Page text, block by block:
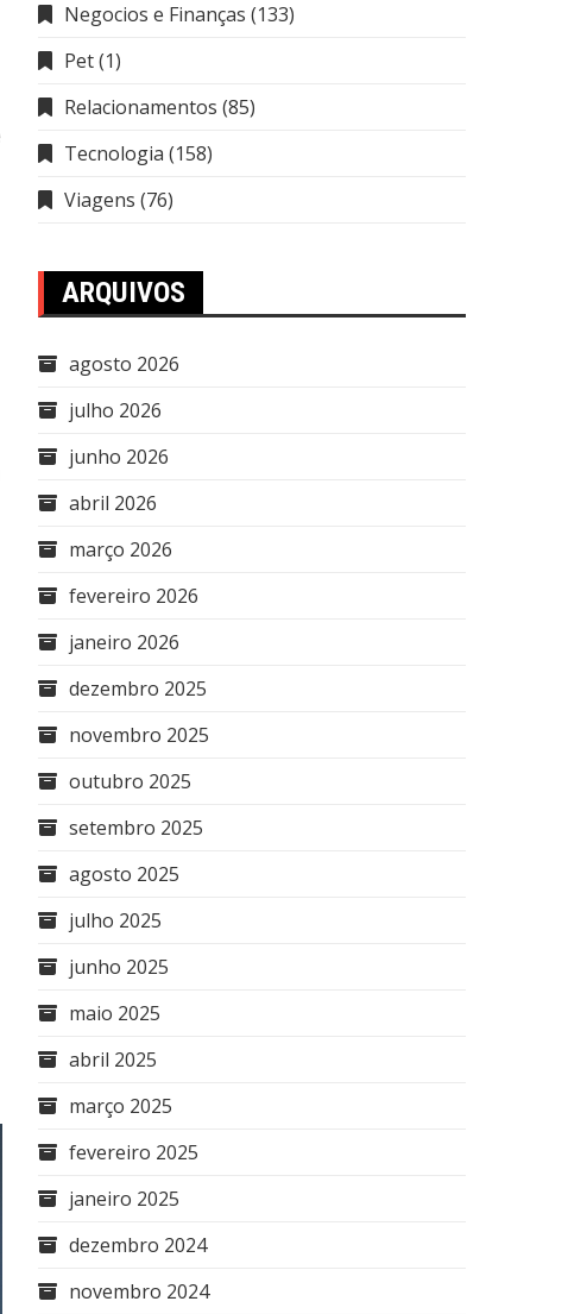
Negocios e Finanças (133)
Pet(1)
Relacionamentos (85)
Tecnologia (158)
Viagens (76)
ARQUIVOS
agosto 2026
julho 2026
junho 2026
abril 2026
março 2026
fevereiro 2026
janeiro 2026
dezembro 2025
novembro 2025
outubro 2025
setembro 2025
agosto 2025
julho 2025
junho 2025
maio 2025
abril 2025
março 2025
fevereiro 2025
janeiro 2025
dezembro 2024
novembro 2024